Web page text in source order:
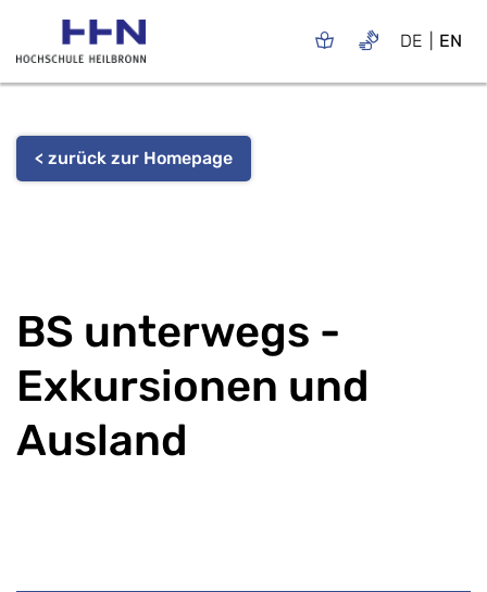
DE EN
< zurück zur Homepage
BS unterwegs -
Exkursionen und
Ausland